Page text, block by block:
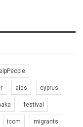
aids cyprus
festival
icom migrants